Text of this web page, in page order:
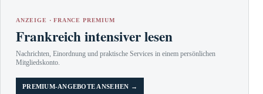
ANZEIGE · FRANCE PREMIUM
Frankreich intensiver lesen
Nachrichten, Einordnung und praktische Services in einem persönlichen
Mitgliedskonto.
PREMIUM-ANGEBOTE ANSEHEN →